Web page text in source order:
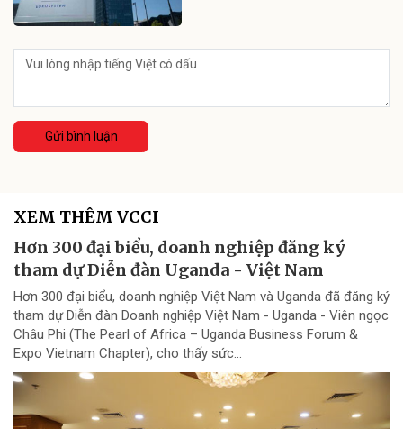
Gửi bình luận
XEM THÊM VCCI
Hơn 300 đại biểu, doanh nghiệp đăng ký
tham dự Diễn đàn Uganda - Việt Nam
Hơn 300 đại biểu, doanh nghiệp Việt Nam và Uganda đã đăng ký
tham dự Diễn đàn Doanh nghiệp Việt Nam - Uganda - Viên ngọc
Châu Phi (The Pearl of Africa – Uganda Business Forum &
Expo Vietnam Chapter), cho thấy sức...